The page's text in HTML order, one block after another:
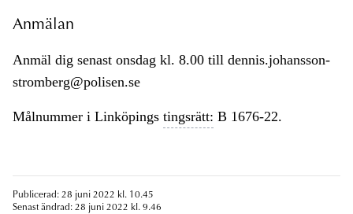
Anmälan
Anmäl dig senast onsdag kl. 8.00 till dennis.johansson-
stromberg@polisen.se
Målnummer i Linköpings tingsrätt: B 1676-22.
Publicerad: 28 juni 2022 kl. 10.45
Senast ändrad: 28 juni 2022 kl. 9.46